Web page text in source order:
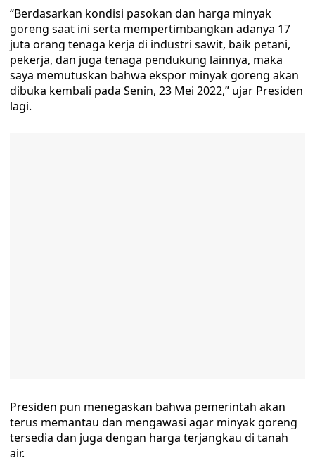
“Berdasarkan kondisi pasokan dan harga minyak
goreng saat ini serta mempertimbangkan adanya 17
juta orang tenaga kerja di industri sawit, baik petani,
pekerja, dan juga tenaga pendukung lainnya, maka
saya memutuskan bahwa ekspor minyak goreng akan
dibuka kembali pada Senin, 23 Mei 2022,” ujar Presiden
lagi.
Presiden pun menegaskan bahwa pemerintah akan
terus memantau dan mengawasi agar minyak goreng
tersedia dan juga dengan harga terjangkau di tanah
air.